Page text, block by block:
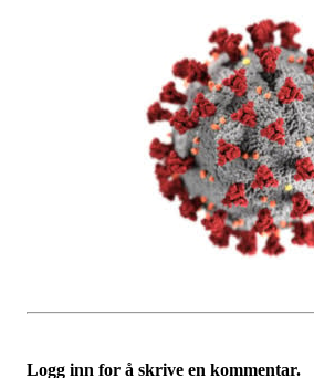
Logg inn for å skrive en kommentar.